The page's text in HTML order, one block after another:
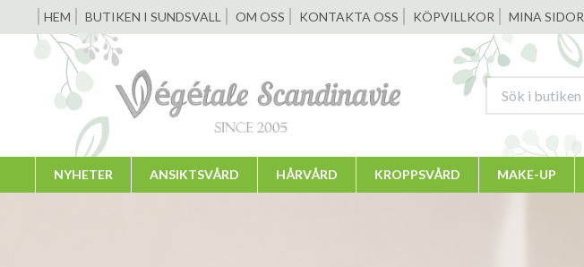
HEM BUTIKEN I SUNDSVALL OM OSS KONTAKTA OSS KÖPVILLKOR MINA SIDOR
NYHETER ANSIKTSVÅRD HÅRVÅRD KROPPSVÅRD MAKE-UP